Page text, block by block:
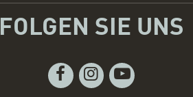
FOLGEN SIE UNS
FacebookInstagram
Youtube